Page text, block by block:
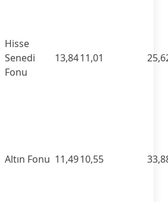
Hisse
Senedi
Fonu
13,8411,01
Altın Fonu 11,4910,55